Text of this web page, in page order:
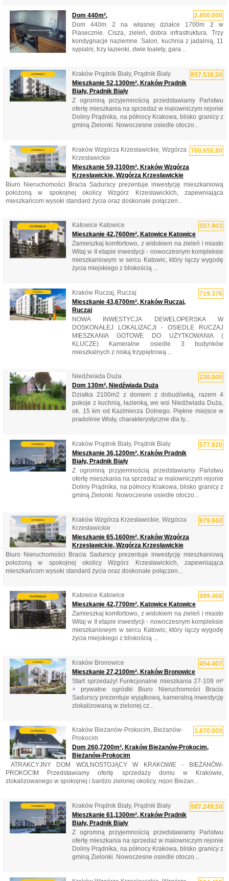
2.850.000
Dom 440m²,
Dom 440m 2 na własnej działce 1700m 2 w
Piasecznie. Cisza, zieleń, dobra infrastruktura. Trzy
kondygnacje naziemne. Salon, kuchnia z jadalnią, 11
sypialni, trzy łazienki, dwie toalety, gara...
857.538,50
Kraków Prądnik Biały, Prądnik Biały
Mieszkanie 52,1300m², Kraków Prądnik
Biały, Prądnik Biały
Z ogromną przyjemnością przedstawiamy Państwu
ofertę mieszkania na sprzedaż w malowniczym rejonie
Doliny Prądnika, na północy Krakowa, blisko granicy z
gminą Zielonki. Nowoczesne osiedle otoczo...
760.650,80
Kraków Wzgórza Krzesławickie, Wzgórza
Krzesławickie
Mieszkanie 59,3100m², Kraków Wzgórza
Krzesławickie, Wzgórza Krzesławickie
Biuro Nieruchomości Bracia Sadurscy prezentuje inwestycję mieszkaniową
położoną w spokojnej okolicy Wzgórz Krzesławickich, zapewniająca
mieszkańcom wysoki standard życia oraz doskonałe połączen...
507.903
Katowice Katowice
Mieszkanie 42,7600m², Katowice Katowice
Zamieszkaj komfortowo, z widokiem na zieleń i miasto
Witaj w II etapie inwestycji - nowoczesnym kompleksie
mieszkaniowym w sercu Katowic, który łączy wygodę
życia miejskiego z bliskością ...
719.376
Kraków Ruczaj, Ruczaj
Mieszkanie 43,6700m², Kraków Ruczaj,
Ruczaj
NOWA INWESTYCJA DEWELOPERSKA W
DOSKONAŁEJ LOKALIZACJI - OSIEDLE RUCZAJ
MIESZKANIA GOTOWE DO UŻYTKOWANIA (
KLUCZE) Kameralne osiedle 3 budynków
mieszkalnych z niską trzypiętrową ...
230.000
Niedźwiada Duża
Dom 130m², Niedźwiada Duża
Działka 2100m2 z domem z dobudówką, razem 4
pokoje z kuchnią, łazienką, we wsi Niedźwiada Duża,
ok. 15 km od Kazimierza Dolnego. Piękne miejsce w
pradolinie Wisły, charakterystyczne dla ty...
577.920
Kraków Prądnik Biały, Prądnik Biały
Mieszkanie 36,1200m², Kraków Prądnik
Biały, Prądnik Biały
Z ogromną przyjemnością przedstawiamy Państwu
ofertę mieszkania na sprzedaż w malowniczym rejonie
Doliny Prądnika, na północy Krakowa, blisko granicy z
gminą Zielonki. Nowoczesne osiedle otoczo...
879.660
Kraków Wzgórza Krzesławickie, Wzgórza
Krzesławickie
Mieszkanie 65,1600m², Kraków Wzgórza
Krzesławickie, Wzgórza Krzesławickie
Biuro Nieruchomości Bracia Sadurscy prezentuje inwestycję mieszkaniową
położoną w spokojnej okolicy Wzgórz Krzesławickich, zapewniająca
mieszkańcom wysoki standard życia oraz doskonałe połączen...
499.468
Katowice Katowice
Mieszkanie 42,7700m², Katowice Katowice
Zamieszkaj komfortowo, z widokiem na zieleń i miasto
Witaj w II etapie inwestycji - nowoczesnym kompleksie
mieszkaniowym w sercu Katowic, który łączy wygodę
życia miejskiego z bliskością ...
454.407
Kraków Bronowice
Mieszkanie 27,2100m², Kraków Bronowice
Start sprzedaży! Funkcjonalne mieszkania 27-109 m²
+ prywatne ogródki Biuro Nieruchomości Bracia
Sadurscy prezentuje wyjątkową, kameralną inwestycję
zlokalizowaną w zielonej cz...
1.870.000
Kraków Bieżanów-Prokocim, Bieżanów-
Prokocim
Dom 260,7200m², Kraków Bieżanów-Prokocim,
Bieżanów-Prokocim
​ ATRAKCYJNY DOM WOLNOSTOJĄCY W KRAKOWIE - BIEŻANÓW-
PROKOCIM Przedstawiamy ofertę sprzedaży domu w Krakowie,
zlokalizowanego w spokojnej i bardzo zielonej okolicy, rejon Bieżan...
987.249,50
Kraków Prądnik Biały, Prądnik Biały
Mieszkanie 61,1300m², Kraków Prądnik
Biały, Prądnik Biały
Z ogromną przyjemnością przedstawiamy Państwu
ofertę mieszkania na sprzedaż w malowniczym rejonie
Doliny Prądnika, na północy Krakowa, blisko granicy z
gminą Zielonki. Nowoczesne osiedle otoczo...